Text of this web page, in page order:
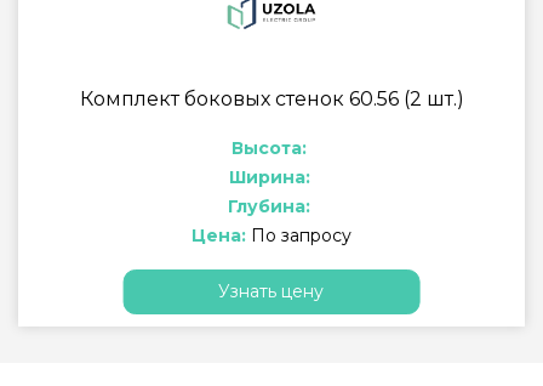
Комплект боковых стенок 60.56 (2 шт.)
Высота:
Ширина:
Глубина:
Цена: По запросу
Узнать цену